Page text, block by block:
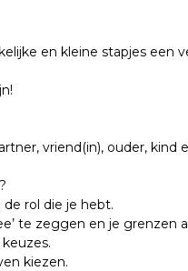
en kleine stapjes een
vriend(in), ouder,
rol die je hebt.
te zeggen en je grenzen
kiezen.